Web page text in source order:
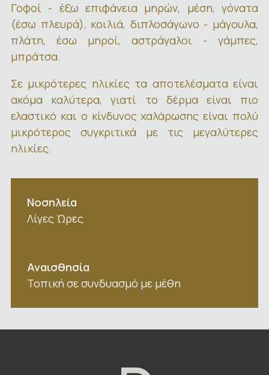
Γοφοί - έξω επιφάνεια μηρών, μέση, γόνατα
(έσω πλευρά), κοιλιά, διπλοσάγωνο - μάγουλα,
πλάτη, έσω μηροί, αστράγαλοι - γάμπες,
μπράτσα.
Σε μικρότερες ηλικίες τα αποτελέσματα είναι
ακόμα καλύτερα, γιατί το δέρμα είναι πιο
ελαστικό και ο κίνδυνος χαλάρωσης είναι πολύ
μικρότερος συγκριτικά με τις μεγαλύτερες
ηλικίες.
Νοσηλεία
Λίγες Ώρες
Αναισθησία
Τοπική σε συνδυασμό με μέθη